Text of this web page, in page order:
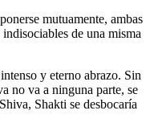
mutuamente, ambas
de una misma
y eterno abrazo. Sin
no va a ninguna parte, se
Shakti se desbocaría